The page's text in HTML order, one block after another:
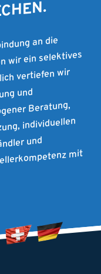
an die
wir ein selektives
vertiefen wir
undBeratung,
individuellen
und mit